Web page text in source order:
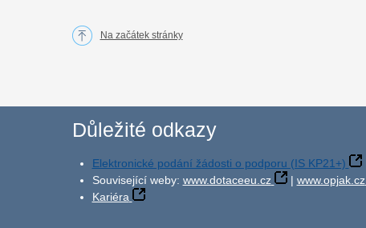
Na začátek stránky
Důležité odkazy
Elektronické podání žádosti o podporu (IS KP21+)
Související weby: www.dotaceeu.cz | www.opjak.cz
Kariéra